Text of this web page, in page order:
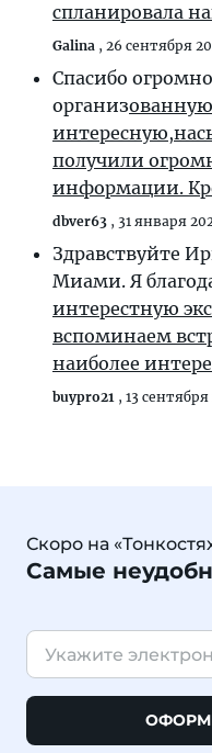
спланировала
Galina , 26 сентября
Спасибо
организ
получили
информации.
dbver63 , 31 января
Здравствуйте
Миами. Я
интерестную
вспоминаем
наиболее
buypro21 , 13 сентября
Скоро на
Самые